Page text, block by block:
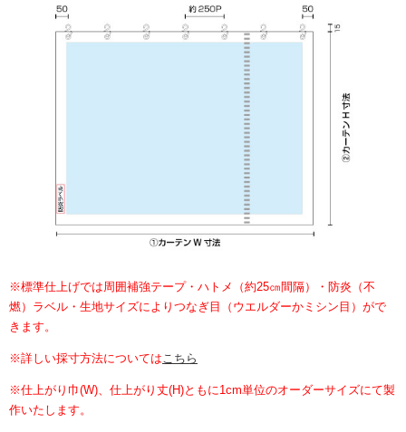
※標準仕上げでは周囲補強テープ・ハトメ（約25㎝間隔）・防炎（不
燃）ラベル・生地サイズによりつなぎ目（ウエルダーかミシン目）がで
きます。
※詳しい採寸方法については こちら
※仕上がり巾(W)、仕上がり丈(H)ともに1cm単位のオーダーサイズにて製
作いたします。